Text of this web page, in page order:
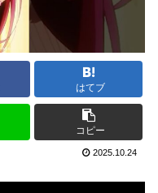
はてブ
コピー
2025.10.24